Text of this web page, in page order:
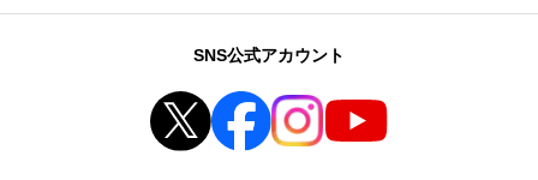
SNS公式アカウント